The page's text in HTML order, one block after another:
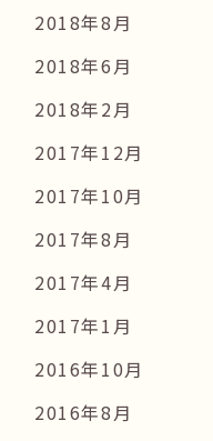
2018年8月
2018年6月
2018年2月
2017年12月
2017年10月
2017年8月
2017年4月
2017年1月
2016年10月
2016年8月